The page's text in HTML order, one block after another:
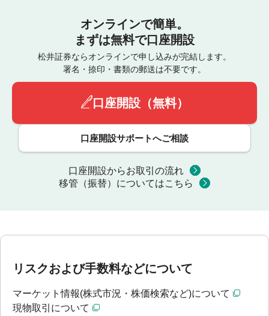
オンラインで簡単。
まずは無料で口座開設
松井証券ならオンラインで申し込みが完結します。
署名・捺印・書類の郵送は不要です。
口座開設（無料）
口座開設サポートへご相談
口座開設からお取引の流れ
移管（振替）についてはこちら
リスクおよび手数料などについて
マーケット情報(株式市況・株価検索など)について
現物取引について